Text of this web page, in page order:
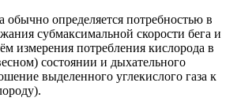
обычно определяется потребностью в
субмаксимальной скорости бега и
измерения потребления кислорода в
состоянии и дыхательного
выделенного углекислого газа к